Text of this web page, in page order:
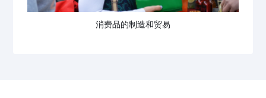
消费品的制造和贸易